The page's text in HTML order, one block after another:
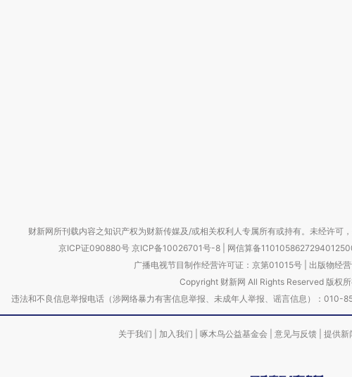
财新网所刊载内容之知识产权为财新传媒及/或相关权利人专属所有或持有。未经许可
京ICP证090880号 京ICP备10026701号-8 网信算备
广播电视节目制作经营许可证：京第01015号| 出版物经
Copyright 财新网 All Rights Reserved 版权
违法和不良信息举报电话（涉网络暴力有害信息举报、未成年人举报、谣言信息）：
关于我们 加入我们 啄木鸟公益基金会 意见与反馈 提供新